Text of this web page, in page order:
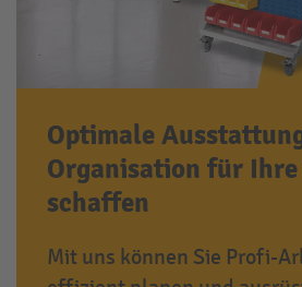
Optimale
Organisation für
schaffen
Mit uns können Sie Profi-